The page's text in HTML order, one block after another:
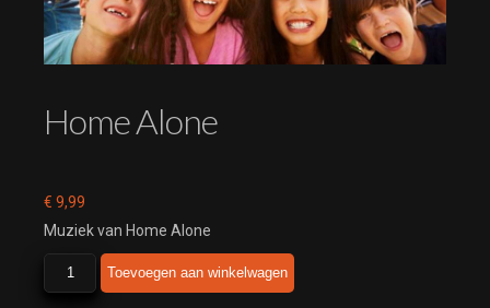
Home Alone
€ 9,99
Muziek van Home Alone
Home
Alone
Toevoegen aan winkelwagen